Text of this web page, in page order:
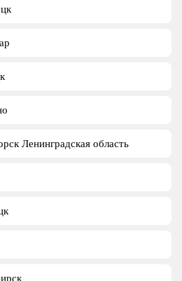
Ленинградская область